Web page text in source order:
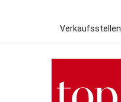
Verkaufsstellen